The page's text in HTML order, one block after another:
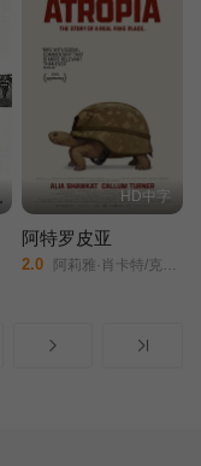
HD中字
阿特罗皮亚
2.0 阿莉雅·肖卡特/克洛伊·伊斯特/查宁·塔图姆/科洛·塞维尼/简·利维/卡勒姆·特纳/蒂姆·海德克/吉尔·佩雷斯-亚伯拉罕/索尔·洛佩斯/托比·尼克尔斯/托尼·肖卡特/普莉希拉加里塔/吉尔伯托·奥尔蒂斯/Dash Melrose/沙霍莉·艾尔斯/理查德·布莱克蒙/阿里乌斯·巴恩斯/扎赫拉·阿尔祖拜迪/菲尔·伯格斯/肖恩·崔/